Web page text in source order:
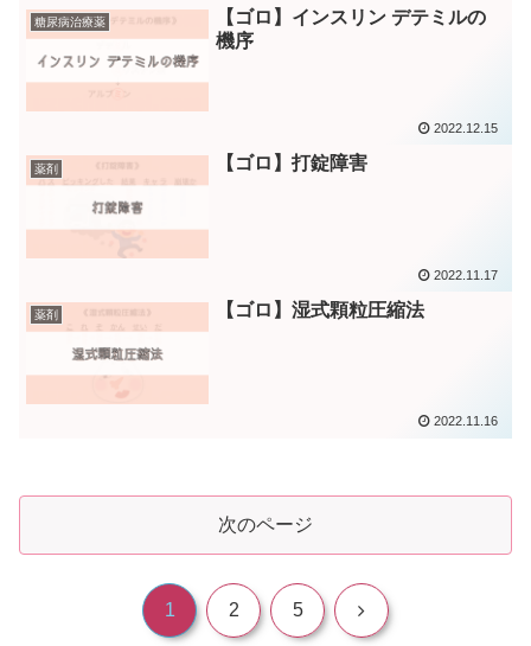
糖尿病治療薬
【ゴロ】インスリン デテミルの
機序
2022.12.15
薬剤 【ゴロ】打錠障害
2022.11.17
薬剤 【ゴロ】湿式顆粒圧縮法
2022.11.16
次のページ
1 2 5 次